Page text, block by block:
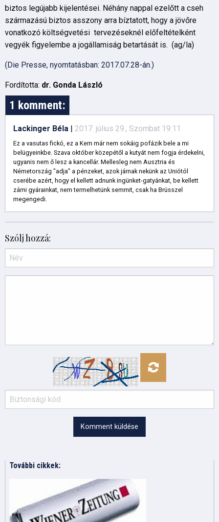
biztos legújabb kijelentései. Néhány nappal ezelőtt a cseh
származású biztos asszony arra bíztatott, hogy a jövőre
vonatkozó költségvetési tervezéseknél előfeltételként
vegyék figyelembe a jogállamiság betartását is. (ag/la)
(Die Presse, nyomtatásban: 2017.07.28-án.)
Fordította: dr. Gonda László
1 komment:
Lackinger Béla | 2017. július 29., Szombat 19:11
Ez a vasutas fickó, ez a Kern már nem sokáig pofázik bele a mi
belügyeinkbe. Szava október közepétől a kutyát nem fogja érdekelni,
ugyanis nem ő lesz a kancellár. Mellesleg nem Ausztria és
Németország "adja" a pénzeket, azok járnak nekünk az Uniótól
cserébe azért, hogy el kellett adnunk ingünket-gatyánkat, be kellett
zárni gyárainkat, nem termelhetünk semmit, csak ha Brüsszel
megengedi.
Szólj hozzá:
Komment küldése
További cikkek: